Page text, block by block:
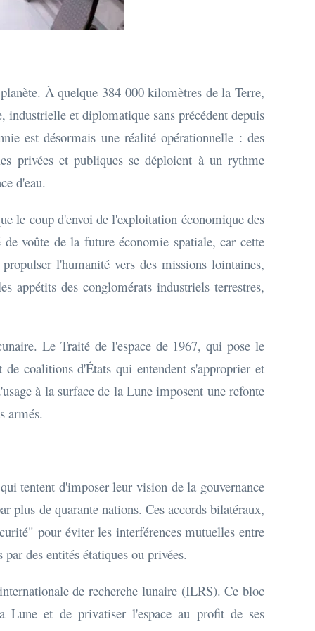
À quelque 384 000 kilomètres de la Terre,
industrielle et diplomatique sans précédent depuis
est désormais une réalité opérationnelle : des
privées et publiques se déploient à un rythme
d'eau.
le coup d'envoi de l'exploitation économique des
de voûte de la future économie spatiale, car cette
l'humanité vers des missions lointaines,
appétits des conglomérats industriels terrestres,
Le Traité de l'espace de 1967, qui pose le
coalitions d'États qui entendent s'approprier et
à la surface de la Lune imposent une refonte
armés.
tentent d'imposer leur vision de la gouvernance
plus de quarante nations. Ces accords bilatéraux,
pour éviter les interférences mutuelles entre
des entités étatiques ou privées.
de recherche lunaire (ILRS). Ce bloc
Lune et de privatiser l'espace au profit de ses